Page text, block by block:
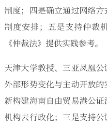
制度；四是确立通过网络
制度安排；五是支持仲裁
《仲裁法》提供实践参考。
天津大学教授、三亚凤凰
外部形势变化与主动开放
新构建海南自由贸易港公
机构去行政化；三是支持